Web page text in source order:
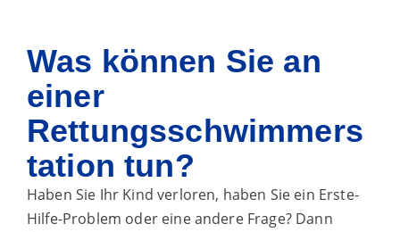
Was können Sie an
einer
Rettungsschwimmers
tation tun?
Haben Sie Ihr Kind verloren, haben Sie ein Erste-
Hilfe-Problem oder eine andere Frage? Dann